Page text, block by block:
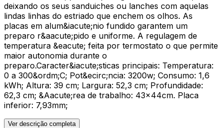
deixando os seus sanduiches ou lanches com aquelas
lindas linhas do estriado que enchem os olhos. As
placas em alum&iacute;nio fundido garantem um
preparo r&aacute;pido e uniforme. A regulagem de
temperatura &eacute; feita por termostato o que permite
maior autonomia durante o
preparo.Caracter&iacute;sticas principais: Temperatura:
0 a 300&ordm;C; Pot&ecirc;ncia: 3200w; Consumo: 1,6
kWh; Altura: 39 cm; Largura: 52,3 cm; Profundidade:
62,3 cm; &Aacute;rea de trabalho: 43x44cm. Placa
inferior: 7,93mm;
Ver descrição completa